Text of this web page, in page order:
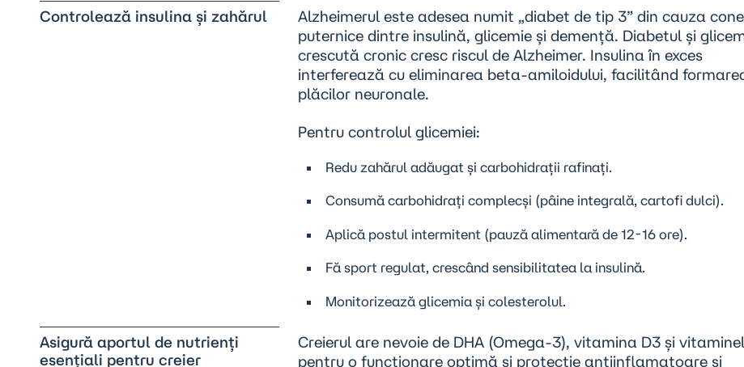
Controlează insulina și zahărul
Alzheimerul este adesea numit „diabet de tip 3” din cauza
puternice dintre insulină, glicemie și demență. Diabetul și
crescută cronic cresc riscul de Alzheimer. Insulina în exces
interferează cu eliminarea beta-amiloidului, facilitând
plăcilor neuronale.
Pentru controlul glicemiei:
Redu zahărul adăugat și carbohidrații rafinați.
Consumă carbohidrați complecși (pâine integrală, cartofi dulci).
Aplică postul intermitent (pauză alimentară de 12-16 ore).
Fă sport regulat, crescând sensibilitatea la insulină.
Monitorizează glicemia și colesterolul.
Asigură aportul de nutrienți
esențiali pentru creier
Creierul are nevoie de DHA (Omega-3), vitamina D3 și
pentru o funcționare optimă și protecție antiinflamatoare și